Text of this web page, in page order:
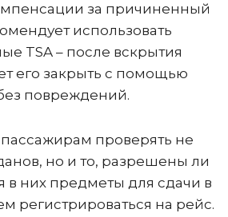
за причиненный
использовать
TSA – после вскрытия
его закрыть с помощью
повреждений.
пассажирам проверять не
но и то, разрешены ли
в них предметы для сдачи в
регистрироваться на рейс.